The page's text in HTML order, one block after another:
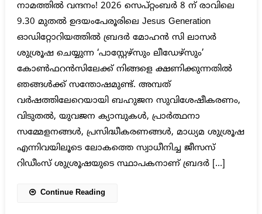
നാമത്തിൽ വന്ദനം! 2026 സെപ്റ്റംബർ 8 ന് രാവിലെ
9.30 മുതൽ ഉദയംപേരൂരിലെ Jesus Generation
ഓഡിറ്റോറിയത്തിൽ ബ്രദർ മോഹൻ സി ലാസർ
ശുശ്രൂഷ ചെയ്യുന്ന ‘പാസ്റ്റേഴ്‌സും ലീഡേഴ്‌സും’
കോൺഫറൻസിലേക്ക് നിങ്ങളെ ക്ഷണിക്കുന്നതിൽ
ഞങ്ങൾക്ക് സന്തോഷമുണ്ട്. അമ്പത്
വർഷത്തിലേറെയായി ബഹുജന സുവിശേഷീകരണം,
വിടുതൽ, യുവജന ക്യാമ്പുകൾ, പ്രാർത്ഥനാ
സമ്മേളനങ്ങൾ, പ്രസിദ്ധീകരണങ്ങൾ, മാധ്യമ ശുശ്രൂഷ
എന്നിവയിലൂടെ ലോകത്തെ സ്വാധീനിച്ച ജീസസ്
റിഡീംസ് ശുശ്രൂഷയുടെ സ്ഥാപകനാണ് ബ്രദർ […]
Continue Reading